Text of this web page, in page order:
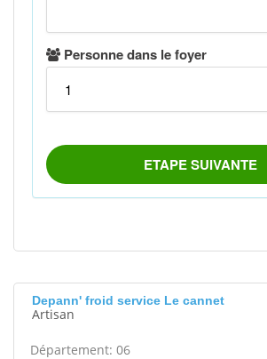
Depann' froid service Le cannet
Artisan
Département: 06